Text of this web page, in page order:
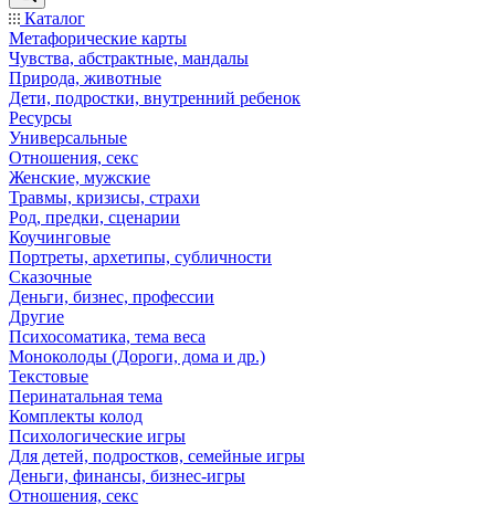
Каталог
Mетафорические карты
Чувства, абстрактные, мандалы
Природа, животные
Дети, подростки, внутренний ребенок
Ресурсы
Универсальные
Отношения, секс
Женские, мужские
Травмы, кризисы, страхи
Род, предки, сценарии
Коучинговые
Портреты, архетипы, субличности
Сказочные
Деньги, бизнес, профессии
Другие
Психосоматика, тема веса
Моноколоды (Дороги, дома и др.)
Текстовые
Перинатальная тема
Комплекты колод
Психологические игры
Для детей, подростков, семейные игры
Деньги, финансы, бизнес-игры
Отношения, секс